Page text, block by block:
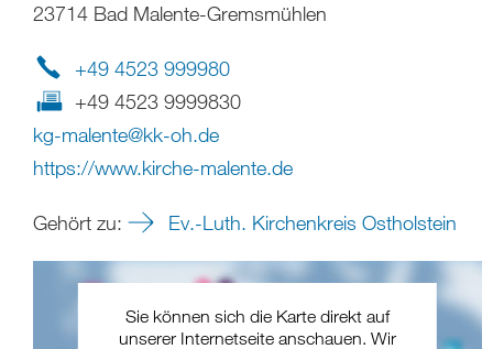
23714 Bad Malente-Gremsmühlen
+49 4523 999980
+49 4523 9999830
kg-malente@kk-oh.de
https://www.kirche-malente.de
Gehört zu: Ev.-Luth. Kirchenkreis Ostholstein
Sie können sich die Karte direkt auf
unserer Internetseite anschauen. Wir